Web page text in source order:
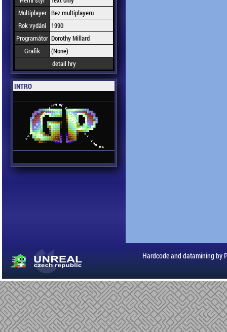
Multiplayer Bez multiplayeru
Rok vydání
1990
Programátor Dorothy Millard
Grafik
(None)
detail hry
INTRO
Hardcode and datamining by